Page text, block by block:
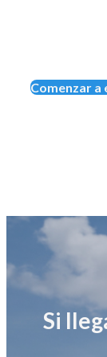
Comenzar
Si